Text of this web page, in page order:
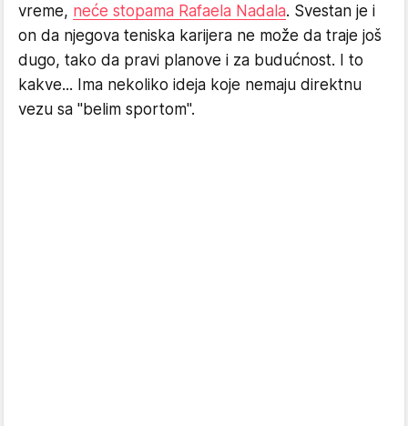
vreme, neće stopama Rafaela Nadala. Svestan je i
on da njegova teniska karijera ne može da traje još
dugo, tako da pravi planove i za budućnost. I to
kakve... Ima nekoliko ideja koje nemaju direktnu
vezu sa "belim sportom".